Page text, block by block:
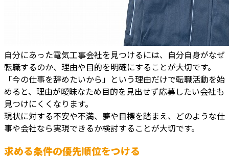
自分にあった電気工事会社を見つけるには、自分自身がなぜ
転職するのか、理由や目的を明確にすることが大切です。
「今の仕事を辞めたいから」という理由だけで転職活動を始
めると、理由が曖昧なため目的を見出せず応募したい会社も
見つけにくくなります。
現状に対する不安や不満、夢や目標を踏まえ、どのような仕
事や会社なら実現できるか検討することが大切です。
求める条件の優先順位をつける